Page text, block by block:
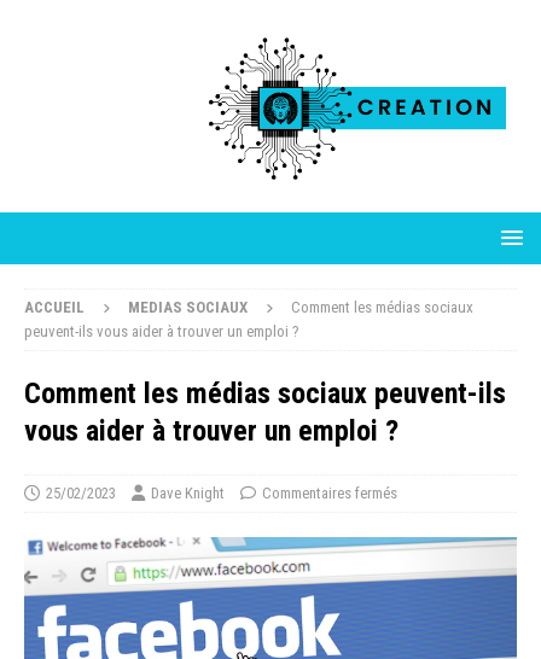
ACCUEIL MEDIAS SOCIAUX
Comment les médias sociaux
peuvent-ils vous aider à trouver un emploi ?
Comment les médias sociaux peuvent-ils
vous aider à trouver un emploi ?
25/02/2023 Dave Knight Commentaires fermés